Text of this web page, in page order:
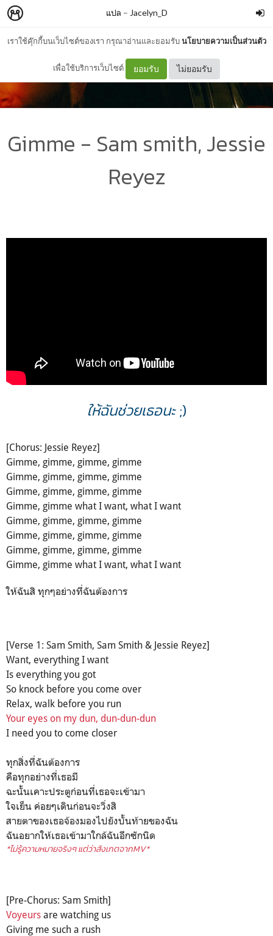
เราใช้คุ๊กกี้บนเว็บไซต์ของเรา กรุณาอ่านและยอมรับนโยบายความเป็นส่วนตัว
เพื่อใช้บริการเว็บไซต์ ยอมรับ ไม่ยอมรับ
แปล – Jacelyn_D
Gimme - Sam smith, Jessie
Reyez
ให้ฉันช่วยเธอนะ;)
[Chorus: Jessie Reyez]
Gimme, gimme, gimme, gimme
Gimme, gimme, gimme, gimme
Gimme, gimme, gimme, gimme
Gimme, gimme what I want, what I want
Gimme, gimme, gimme, gimme
Gimme, gimme, gimme, gimme
Gimme, gimme, gimme, gimme
Gimme, gimme what I want, what I want
ให้ฉันสิ ทุกๆอย่างที่ฉันต้องการ
[Verse 1: Sam Smith, Sam Smith & Jessie Reyez]
Want, everything I want
Is everything you got
So knock before you come over
Relax, walk before you run
Your eyes on my dun, dun-dun-dun
I need you to come closer
ทุกสิ่งที่ฉันต้องการ
คือทุกอย่างที่เธอมี
ฉะนั้นเคาะประตูก่อนที่เธอจะเข้ามา
ใจเย็น ค่อยๆเดินก่อนจะวิ่งสิ
สายตาของเธอจ้องมองไปยังบั้นท้ายของฉัน
ฉันอยากให้เธอเข้ามาใกล้ฉันอีกซักนิด
*ไม่รู้ความหมายจริงๆ แต่ว่าสังเกตจากMV*
[Pre-Chorus: Sam Smith]
Voyeurs are watching us
Giving me such a rush